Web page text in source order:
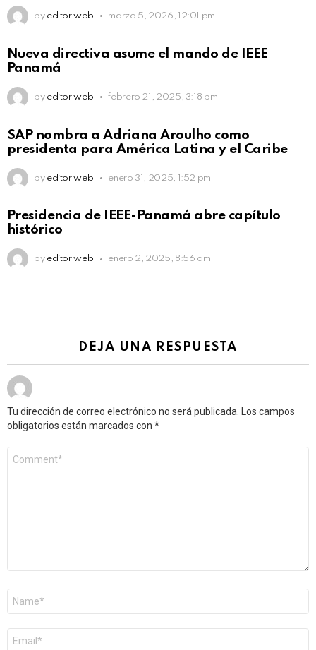
by editor web marzo 5, 2026, 12:01 pm
Nueva directiva asume el mando de IEEE
Panamá
by editor web febrero 21, 2025, 3:18 pm
SAP nombra a Adriana Aroulho como
presidenta para América Latina y el Caribe
by editor web enero 31, 2025, 1:52 pm
Presidencia de IEEE-Panamá abre capítulo
histórico
by editor web enero 2, 2025, 8:56 am
DEJA UNA RESPUESTA
Tu dirección de correo electrónico no será publicada. Los campos
obligatorios están marcados con *
electrónico